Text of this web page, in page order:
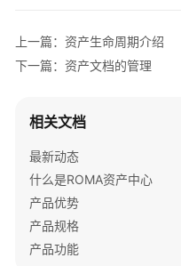
录
管
理
资
产
发
布
上一篇：资产生命周期介绍
下一篇：资产文档的管理
相关文档
最新动态
什么是ROMA资产中心
产品优势
产品规格
产品功能